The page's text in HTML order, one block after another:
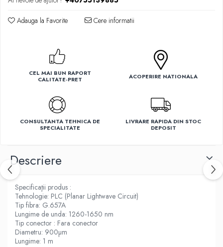
Adauga la Favorite Cere informatii
CEL MAI BUN RAPORT
CALITATE-PRET
ACOPERIRE NATIONALA
CONSULTANTA TEHNICA DE
SPECIALITATE
LIVRARE RAPIDA DIN STOC
DEPOSIT
Descriere
Specificaţii produs :
Tehnologie: PLC (Planar Lightwave Circuit)
Tip fibra: G.657A
Lungime de unda: 1260-1650 nm
Tip conector : Fara conector
Diametru: 900µm
Lungime: 1 m